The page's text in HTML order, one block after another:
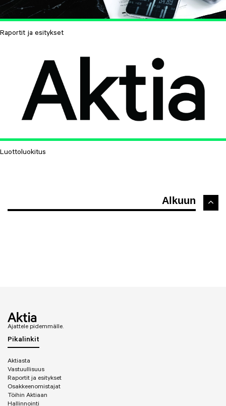
Raportit ja esitykset
Luottoluokitus
Alkuun
Ajattele pidemmälle.
Pikalinkit
Aktiasta
Vastuullisuus
Raportit ja esitykset
Osakkeenomistajat
Töihin Aktiaan
Hallinnointi